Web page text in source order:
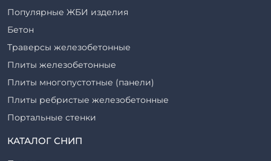
Популярные ЖБИ изделия
Бетон
Траверсы железобетонные
Плиты железобетонные
Плиты многопустотные (панели)
Плиты ребристые железобетонные
Портальные стенки
Прогоны железобетонные
КАТАЛОГ СНИП